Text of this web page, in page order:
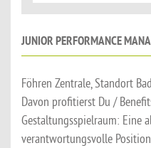
JUNIOR PERFORMANCE
Föhren Zentrale, Standort
Davon profitierst Du /
Gestaltungsspielraum: Eine
verantwortungsvolle